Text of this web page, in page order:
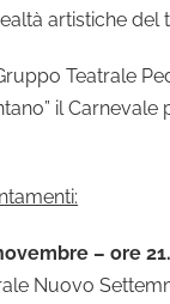
artistiche
Teatrale
il
– ore
Nuovo